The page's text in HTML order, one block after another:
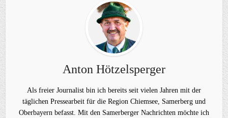
Anton Hötzelsperger
Als freier Journalist bin ich bereits seit vielen Jahren mit der
täglichen Pressearbeit für die Region Chiemsee, Samerberg und
Oberbayern befasst. Mit den Samerberger Nachrichten möchte ich